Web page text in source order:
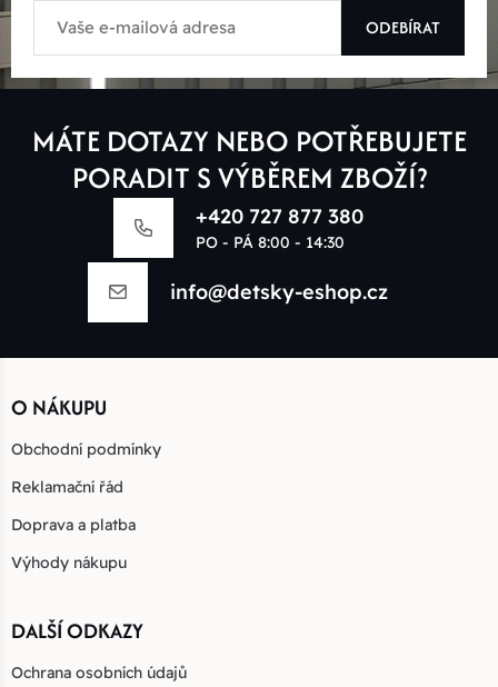
ODEBÍRAT
MÁTE DOTAZY NEBO POTŘEBUJETE
PORADIT S VÝBĚREM ZBOŽÍ?
+420 727 877 380
PO - PÁ 8:00 - 14:30
info@detsky-eshop.cz
O NÁKUPU
Obchodní podmínky
Reklamační řád
Doprava a platba
Výhody nákupu
DALŠÍ ODKAZY
Ochrana osobních údajů